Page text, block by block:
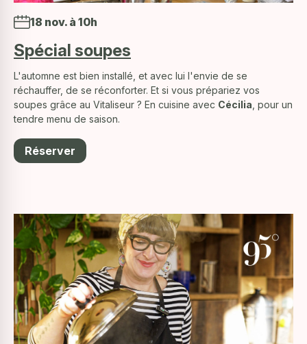
18 nov. à 10h
Spécial soupes
L'automne est bien installé, et avec lui l'envie de se
réchauffer, de se réconforter. Et si vous prépariez vos
soupes grâce au Vitaliseur ? En cuisine avec Cécilia , pour un
tendre menu de saison.
Réserver